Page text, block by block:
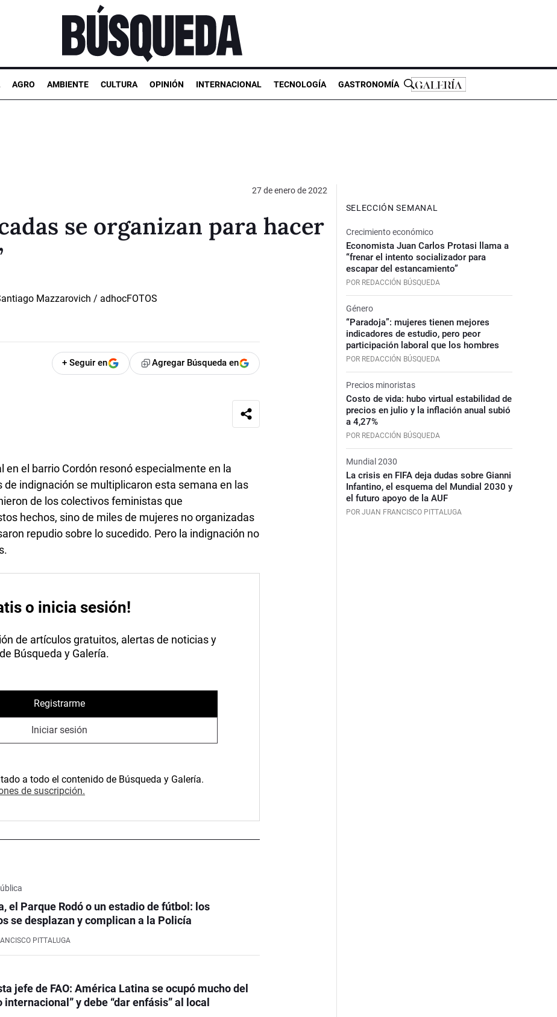
AGRO AMBIENTE CULTURA OPINIÓN INTERNACIONAL TECNOLOGÍA GASTRONOMÍA
27 de enero de 2022
se organizan para hacer
+ Seguir en Agregar Búsqueda en
en el barrio Cordón resonó especialmente en la
indignación se multiplicaron esta semana en las
de los colectivos feministas que
hechos, sino de miles de mujeres no organizadas
repudio sobre lo sucedido. Pero la indignación no
o inicia sesión!
de artículos gratuitos, alertas de noticias y
Búsqueda y Galería.
Registrarme
Iniciar sesión
a todo el contenido de Búsqueda y Galería.
de suscripción.
el Parque Rodó o un estadio de fútbol: los
se desplazan y complican a la Policía
PITTALUGA
jefe de FAO: América Latina se ocupó mucho del
internacional” y debe “dar enfásis” al local
SELECCIÓN SEMANAL
Crecimiento económico
Economista Juan Carlos Protasi llama a
“frenar el intento socializador para
escapar del estancamiento”
POR REDACCIÓN BÚSQUEDA
Género
“Paradoja”: mujeres tienen mejores
indicadores de estudio, pero peor
participación laboral que los hombres
POR REDACCIÓN BÚSQUEDA
Precios minoristas
Costo de vida: hubo virtual estabilidad de
precios en julio y la inflación anual subió
a 4,27%
POR REDACCIÓN BÚSQUEDA
Mundial 2030
La crisis en FIFA deja dudas sobre Gianni
Infantino, el esquema del Mundial 2030 y
el futuro apoyo de la AUF
POR JUAN FRANCISCO PITTALUGA